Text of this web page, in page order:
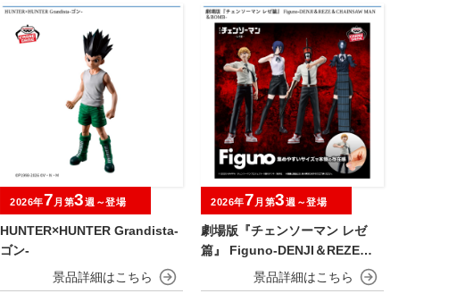
HUNTER×HUNTER Grandista-
ゴン-
2026年7 月第3週～登場
劇場版『チェンソーマン レゼ
篇』 Figuno-DENJI＆REZE＆C
HAINSAW MAN＆BOMB-
2026年7 月第3週～登場